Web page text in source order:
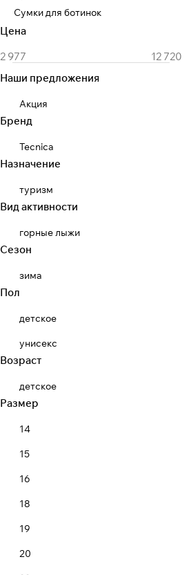
Сумки для ботинок
Цена
Наши предложения
Акция
Бренд
Tecnica
Назначение
туризм
Вид активности
горные лыжи
Сезон
зима
Пол
детское
унисекс
Возраст
детское
Размер
14
15
16
18
19
20